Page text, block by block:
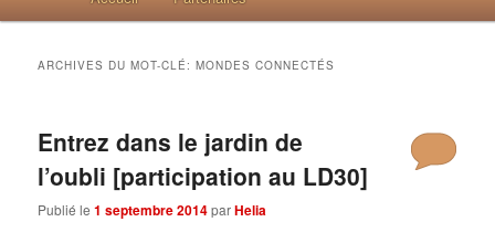
ARCHIVES DU MOT-CLÉ:MONDES CONNECTÉS
Entrez dans le jardin de
l’oubli [participation au LD30]
Publié le1 septembre 2014parHelia